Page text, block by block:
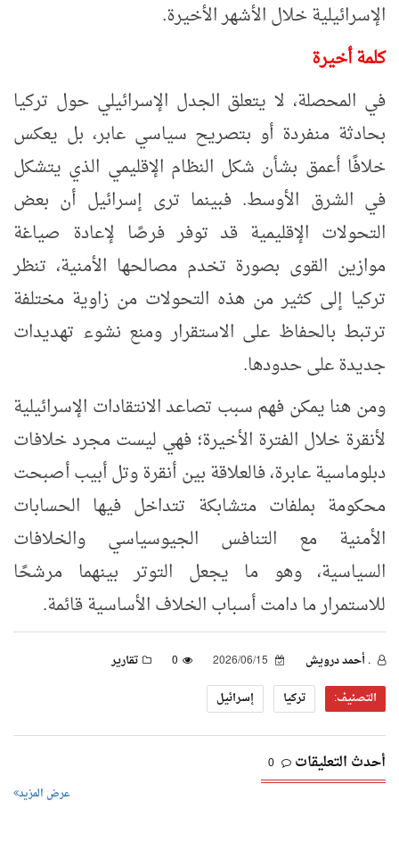
الإسرائيلية خلال الأشهر الأخيرة.
كلمة أخيرة
في المحصلة، لا يتعلق الجدل الإسرائيلي حول تركيا
بحادثة منفردة أو بتصريح سياسي عابر، بل يعكس
خلافًا أعمق بشأن شكل النظام الإقليمي الذي يتشكل
في الشرق الأوسط. فبينما ترى إسرائيل أن بعض
التحولات الإقليمية قد توفر فرصًا لإعادة صياغة
موازين القوى بصورة تخدم مصالحها الأمنية، تنظر
تركيا إلى كثير من هذه التحولات من زاوية مختلفة
ترتبط بالحفاظ على الاستقرار ومنع نشوء تهديدات
جديدة على حدودها.
ومن هنا يمكن فهم سبب تصاعد الانتقادات الإسرائيلية
لأنقرة خلال الفترة الأخيرة؛ فهي ليست مجرد خلافات
دبلوماسية عابرة، فالعلاقة بين أنقرة وتل أبيب أصبحت
محكومة بملفات متشابكة تتداخل فيها الحسابات
الأمنية مع التنافس الجيوسياسي والخلافات
السياسية، وهو ما يجعل التوتر بينهما مرشحًا
للاستمرار ما دامت أسباب الخلاف الأساسية قائمة.
. أحمد درويش 0
تقارير
التصنيف:
تركيا إسرائيل
أحدث التعليقات 0
عرض المزيد